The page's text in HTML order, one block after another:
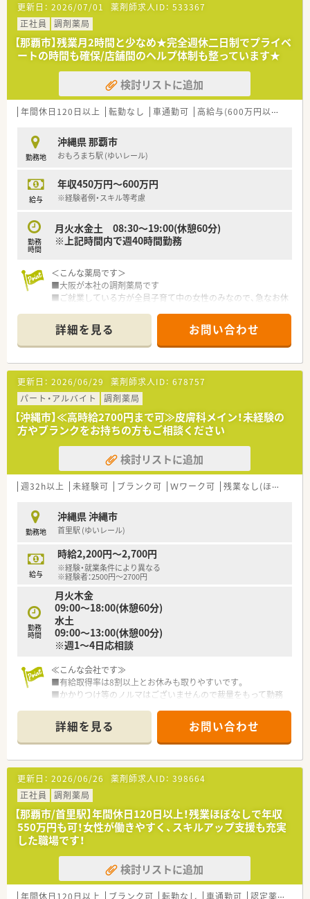
【募集背景と求める人物像について】
■地域医療への貢献度をさらに高め、店舗の体制強化と薬剤師の
配置にゆとりを持たせるための前向きな増員募集です。
■周囲のスタッフや他店舗のメンバーと良好な関係を築き、お互
いに気持ちよく助け合える協調性のある方を求めています。
■沖縄エリアにおいては年齢制限を設けていないため、これまで
の調剤経験を活かして長く活躍したい方を歓迎します。
【法人特徴について】
を展開しており、安定した店舗展開を続けている企業です。
■患者様の健康や生命の質的向上に寄与するため、プロフェッシ
ョナルとしての高い意識を持って地域医療へ貢献しています。
な連携や急な欠員時におけるヘルプ体制が大変充実していま
す。
【求人情報について】
■正社員の勤務薬剤師として採用を行っており、沖縄在住の方で
あれば年収480万円から600万円の間で経験を考慮し決定しま
■沖縄の店舗に勤務するスタッフには月3万円の地域手当が別途
支給されるため、毎月の生活基盤を安定させることが可能です。
■県外からの移住を希望される場合には引っ越し費用の補助に
す。
更新日： 2026/07/01 薬剤師求人ID： 533367
正社員
調剤薬局
【那覇市】残業月2時間と少なめ★完全週休二日制でプライベ
ートの時間も確保/店舗間のヘルプ体制も整っています★
検討リストに追加
年間休日120日以上 転勤なし 車通勤可 高給与(600万円以上)
勤務地
沖縄県 那覇市
おもろまち駅 (ゆいレール)
給与
年収450万円～600万円
※経験者例・スキル等考慮
勤務
時間
月火水金土 08:30～19:00(休憩60分)
※上記時間内で週40時間勤務
＜こんな薬局です＞
■大阪が本社の調剤薬局です
■ご就業している方が全員子育て中の女性のみなので、急なお休
■平成２９年設立のまだまだ若い会社ですが、これからも地域密
着型の薬局を出店していく予定です。
■会社では様々なスタッフが皆、明るく楽しく業務をしコミュニ
ケーションをとっています。
長く働きやすい環境を整えるため、シフトは相談し合って決めて
います。
詳細を見る お問い合わせ
更新日： 2026/06/29 薬剤師求人ID： 678757
パート・アルバイト
調剤薬局
【沖縄市】≪高時給2700円まで可≫皮膚科メイン！未経験の
方やブランクをお持ちの方もご相談ください
検討リストに追加
週32h以上 未経験可 ブランク可 Ｗワーク可 残業なし(ほぼなし含む)
勤務地
沖縄県 沖縄市
首里駅 (ゆいレール)
給与
時給2,200円～2,700円
※経験・就業条件により異なる
※経験者：2500円～2700円
勤務
時間
月火木金
09:00～18:00(休憩60分)
水土
09:00～13:00(休憩00分)
※週1～4日応相談
≪こんな会社です≫
■有給取得率は8割以上とお休みも取りやすいです。
■かかりつけ等のノルマはございませんので裁量をもって勤務
≪こんな薬局です≫
■近くにこどもの国やホテルなどが立ち並ぶエリアにある薬局
です
■門前の皮膚科クリニックからメインに処方箋を応需していま
す
■設備が整っておりますので、効率よく安心してご勤務頂く事が
可能です。
詳細を見る お問い合わせ
更新日： 2026/06/26 薬剤師求人ID： 398664
正社員
調剤薬局
【那覇市/首里駅】年間休日120日以上！残業ほぼなしで年収
550万円も可！女性が働きやすく、スキルアップ支援も充実
した職場です！
検討リストに追加
年間休日120日以上 ブランク可 転勤なし 車通勤可 認定薬剤師取得支援あり